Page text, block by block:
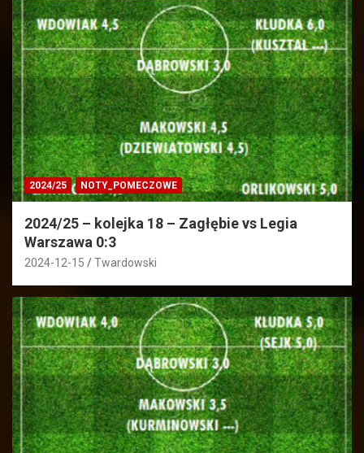
2024/25 NOTY_POMECZOWE
2024/25 – kolejka 18 – Zagłębie vs Legia
Warszawa 0:3
2024-12-15 Twardowski